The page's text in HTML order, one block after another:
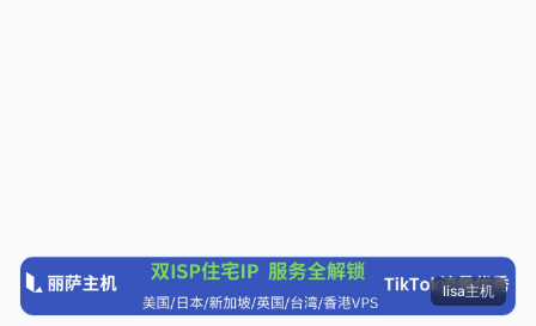
lisa主机